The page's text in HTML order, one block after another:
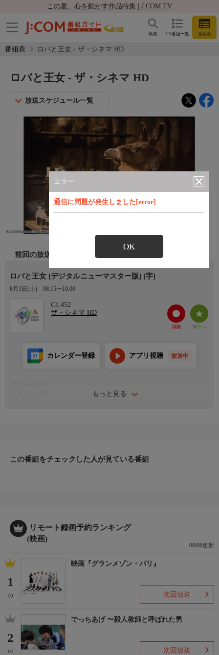
この夏、心を動かす作品特集 | J:COM TV
CS番組一覧 番組表
検索
番組表 ロバと王女 - ザ・シネマ HD
エラー
通信に問題が発生しました[error]
OK
ロバと王女 - ザ・シネマ HD
放送スケジュール一覧
前回の放送
ロバと王女 [デジタルニューマスター版] [字]
8月1日(土) 08:15〜10:00
Ch.452
ザ・シネマ HD
もっと見る
カレンダー登録 アプリ視聴 放送中
【出演】カトリーヌ・ドヌーヴ、ジャック・ペラン、ジャン・マ
この番組をチェックした人が見ている番組
リモート録画予約ランキング
(映画)
08/06更新
1
(-)
映画『グランメゾン・パリ』
次回放送
2
(4)
でっちあげ 〜殺人教師と呼ばれた男
次回放送